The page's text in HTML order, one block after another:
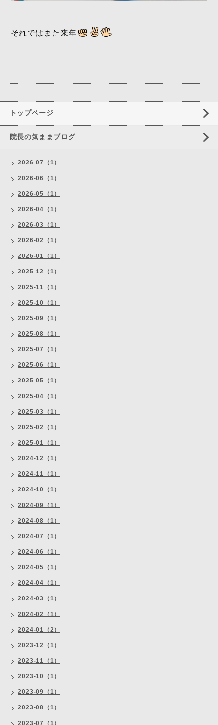
それではまた来年
トップページ
院長の気ままブログ
2026-07（1）
2026-06（1）
2026-05（1）
2026-04（1）
2026-03（1）
2026-02（1）
2026-01（1）
2025-12（1）
2025-11（1）
2025-10（1）
2025-09（1）
2025-08（1）
2025-07（1）
2025-06（1）
2025-05（1）
2025-04（1）
2025-03（1）
2025-02（1）
2025-01（1）
2024-12（1）
2024-11（1）
2024-10（1）
2024-09（1）
2024-08（1）
2024-07（1）
2024-06（1）
2024-05（1）
2024-04（1）
2024-03（1）
2024-02（1）
2024-01（2）
2023-12（1）
2023-11（1）
2023-10（1）
2023-09（1）
2023-08（1）
2023-07（1）